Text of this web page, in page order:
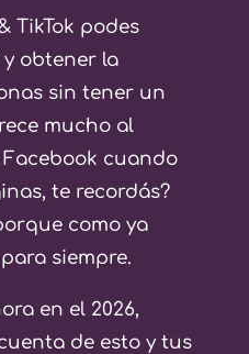
TikTok podes
obtener la
sin tener un
mucho al
cuando
te recordás?
como ya
siempre.
en el 2026,
de esto y tus